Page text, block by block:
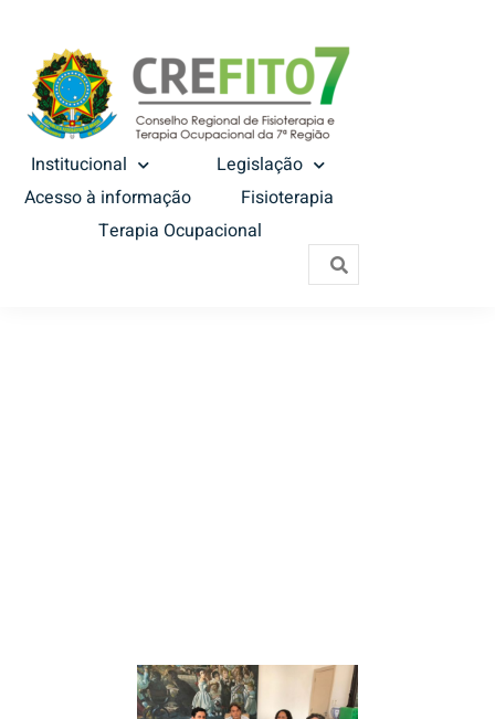
Institucional
Legislação
Acesso à informação
Fisioterapia
Terapia Ocupacional